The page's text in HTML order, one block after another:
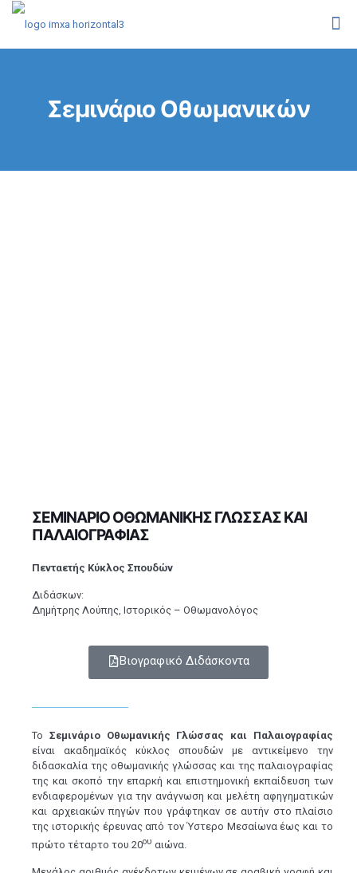
Σεμινάριο Οθωμανικών
ΣΕΜΙΝΑΡΙΟ ΟΘΩΜΑΝΙΚΗΣ ΓΛΩΣΣΑΣ ΚΑΙ
ΠΑΛΑΙΟΓΡΑΦΙΑΣ
Πενταετής Κύκλος Σπουδών
Διδάσκων:
Δημήτρης Λούπης, Ιστορικός – Οθωμανολόγος
Βιογραφικό Διδάσκοντα
Το Σεμινάριο Οθωμανικής Γλώσσας και Παλαιογραφίας
είναι ακαδημαϊκός κύκλος σπουδών με αντικείμενο την
διδασκαλία της οθωμανικής γλώσσας και της παλαιογραφίας
της και σκοπό την επαρκή και επιστημονική εκπαίδευση των
ενδιαφερομένων για την ανάγνωση και μελέτη αφηγηματικών
και αρχειακών πηγών που γράφτηκαν σε αυτήν στο πλαίσιο
της ιστορικής έρευνας από τον Ύστερο Μεσαίωνα έως και το
πρώτο τέταρτο του 20ου αιώνα.